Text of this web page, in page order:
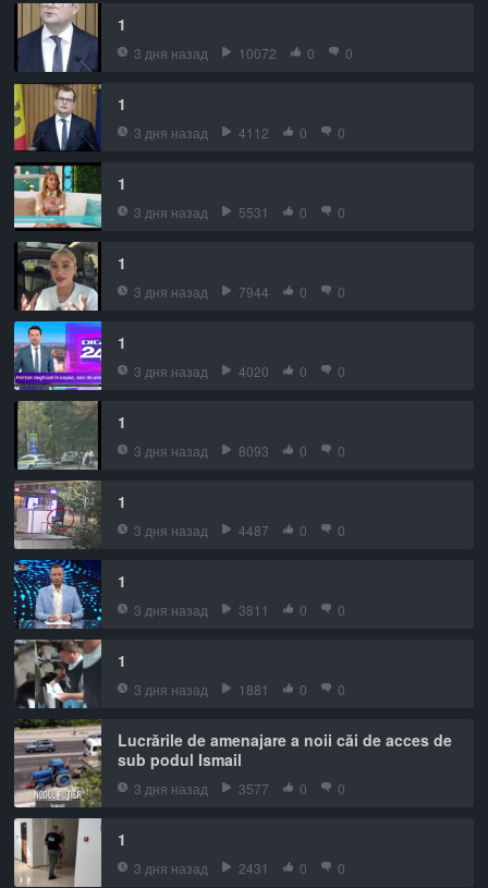
1
3 дня назад 10072 0 0
1
3 дня назад 4112 0 0
1
3 дня назад 5531 0 0
1
3 дня назад 7944 0 0
1
3 дня назад 4020 0 0
1
3 дня назад 8093 0 0
1
3 дня назад 4487 0 0
1
3 дня назад 3811 0 0
1
3 дня назад 1881 0 0
Lucrările de amenajare a noii căi de acces de
sub podul Ismail
3 дня назад 3577 0 0
1
3 дня назад 2431 0 0